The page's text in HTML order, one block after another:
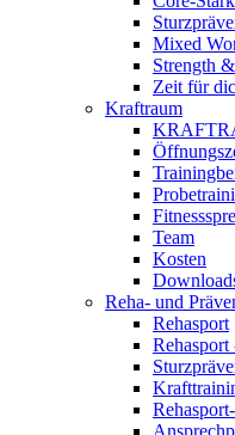
Mixed
Strength
Zeit für
Kraftraum
Team
Kosten
Reha- und
Rehasport